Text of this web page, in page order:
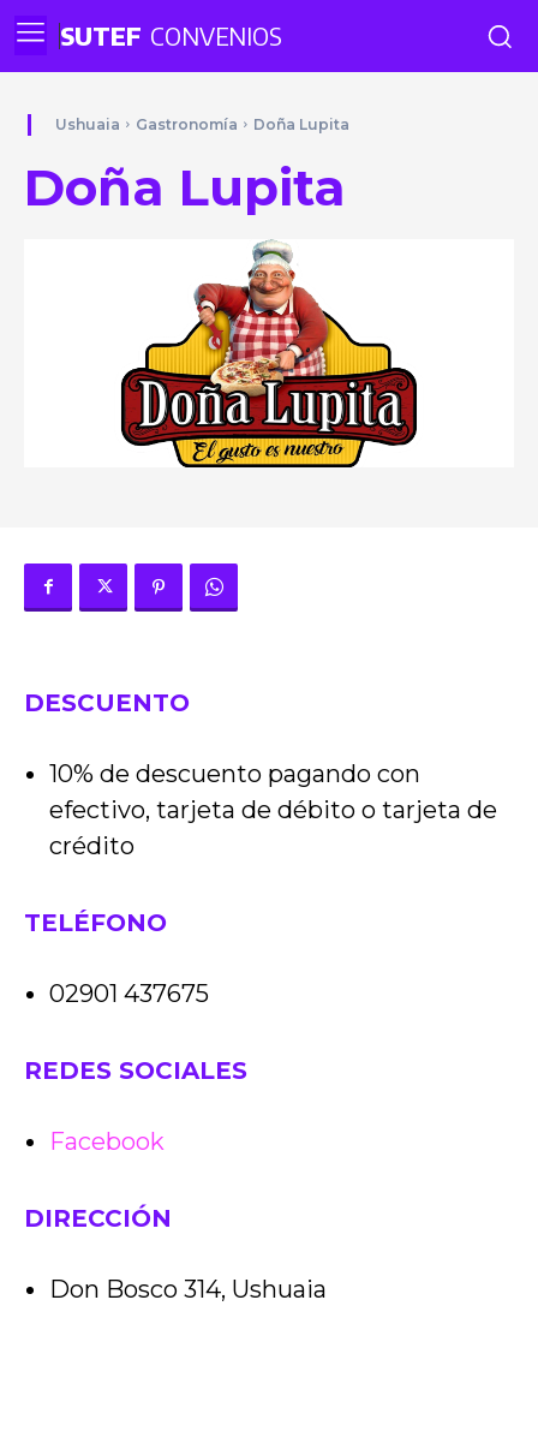
SUTEF CONVENIOS
Ushuaia Gastronomía Doña Lupita
Doña Lupita
DESCUENTO
10% de descuento pagando con
efectivo, tarjeta de débito o tarjeta de
crédito
TELÉFONO
02901 437675
REDES SOCIALES
Facebook
DIRECCIÓN
Don Bosco 314, Ushuaia